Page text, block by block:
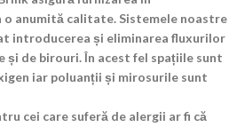
o anumită calitate. Sistemele noastre
introducerea și eliminarea fluxurilor
și de birouri. În acest fel spațiile sunt
iar poluanții și mirosurile sunt
cei care suferă de alergii ar fi că